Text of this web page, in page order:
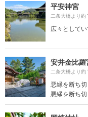
平安神宮
二条大橋より約
広々としてい
安井金比羅
二条大橋より約
悪縁を断ち
悪縁を断ち